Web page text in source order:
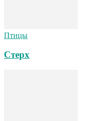
Птицы
Стерх